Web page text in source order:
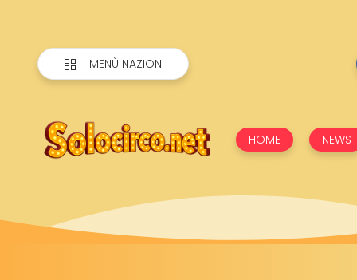
MENÙ NAZIONI
HOME NEWS